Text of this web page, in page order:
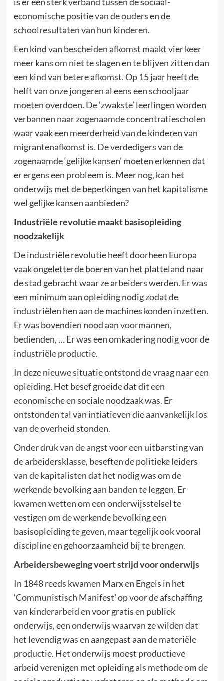
economische positie van de ouders en de
schoolresultaten van hun kinderen.
Een kind van bescheiden afkomst maakt vier keer
meer kans om niet te slagen en te blijven zitten dan
een kind van betere afkomst. Op 15 jaar heeft de
helft van onze jongeren al eens een schooljaar
moeten overdoen. De ‘zwakste’ leerlingen worden
verbannen naar zogenaamde concentratiescholen
waar vaak een meerderheid van de kinderen van
migrantenafkomst is. De verdedigers van de
zogenaamde ‘gelijke kansen’ moeten erkennen dat
er ergens een probleem is. Meer nog, kan het
onderwijs met de beperkingen van het kapitalisme
wel gelijke kansen aanbieden?
Industriële revolutie maakt basisopleiding
noodzakelijk
De industriële revolutie heeft doorheen Europa
vaak ongeletterde boeren van het platteland naar
de stad gebracht waar ze arbeiders werden. Er was
een minimum aan opleiding nodig zodat de
industriëlen hen aan de machines konden inzetten.
Er was bovendien nood aan voormannen,
bedienden, … Er was een omkadering nodig voor de
industriële productie.
In deze nieuwe situatie ontstond de vraag naar een
opleiding. Het besef groeide dat dit een
economische en sociale noodzaak was. Er
ontstonden tal van intiatieven die aanvankelijk los
van de overheid stonden.
Onder druk van de angst voor een uitbarsting van
de arbeidersklasse, beseften de politieke leiders
van de kapitalisten dat het nodig was om de
werkende bevolking aan banden te leggen. Er
kwamen wetten om een onderwijsstelsel te
vestigen om de werkende bevolking een
basisopleiding te geven, maar tegelijk ook vooral
discipline en gehoorzaamheid bij te brengen.
Arbeidersbeweging voert strijd voor onderwijs
In 1848 reeds kwamen Marx en Engels in het
‘Communistisch Manifest’ op voor de afschaffing
van kinderarbeid en voor gratis en publiek
onderwijs, een onderwijs waarvan ze wilden dat
het levendig was en aangepast aan de materiële
productie. Het onderwijs moest productieve
arbeid verenigen met opleiding als methode om de